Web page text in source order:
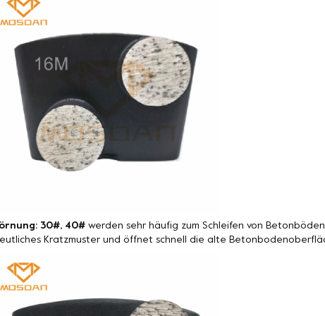
30#, 40# werden sehr häufig zum Schleifen von
Kratzmuster und öffnet schnell die alte